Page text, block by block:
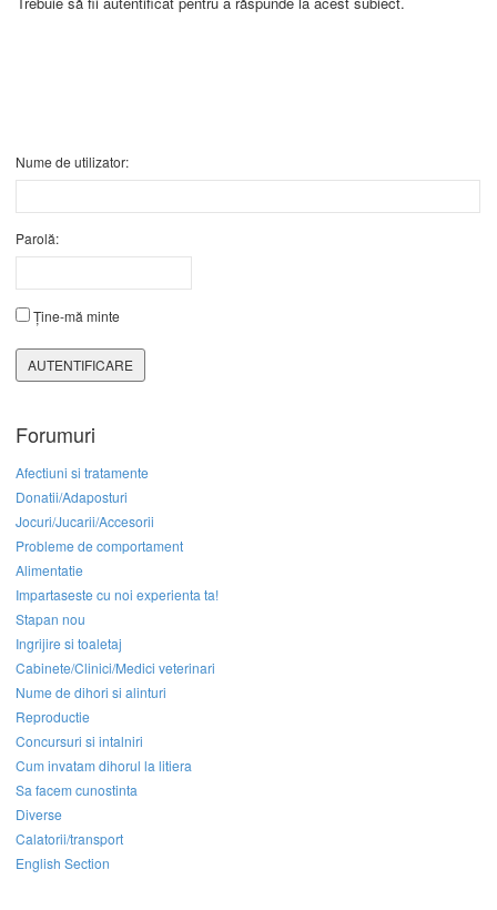
Nume de utilizator:
Parolă:
Ține-mă minte
AUTENTIFICARE
Forumuri
Afectiuni si tratamente
Donatii/Adaposturi
Jocuri/Jucarii/Accesorii
Probleme de comportament
Alimentatie
Impartaseste cu noi experienta ta!
Stapan nou
Ingrijire si toaletaj
Cabinete/Clinici/Medici veterinari
Nume de dihori si alinturi
Reproductie
Concursuri si intalniri
Cum invatam dihorul la litiera
Sa facem cunostinta
Diverse
Calatorii/transport
English Section